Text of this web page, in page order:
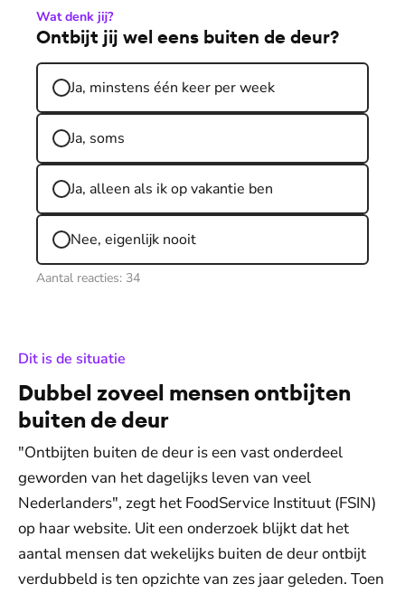
Wat denk jij?
Ontbijt jij wel eens buiten de deur?
Ja, minstens één keer per week
Ja, soms
Ja, alleen als ik op vakantie ben
Nee, eigenlijk nooit
Aantal reacties: 34
Dit is de situatie
Dubbel zoveel mensen ontbijten
buiten de deur
"Ontbijten buiten de deur is een vast onderdeel
geworden van het dagelijks leven van veel
Nederlanders", zegt het FoodService Instituut (FSIN)
op haar website. Uit een onderzoek blijkt dat het
aantal mensen dat wekelijks buiten de deur ontbijt
verdubbeld is ten opzichte van zes jaar geleden. Toen